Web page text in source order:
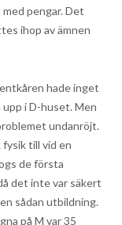
pengar. Det
ihop av ämnen
hade inget
i D-huset. Men
undanröjt.
till vid en
de första
det inte var säkert
sådan utbildning.
på M var 35